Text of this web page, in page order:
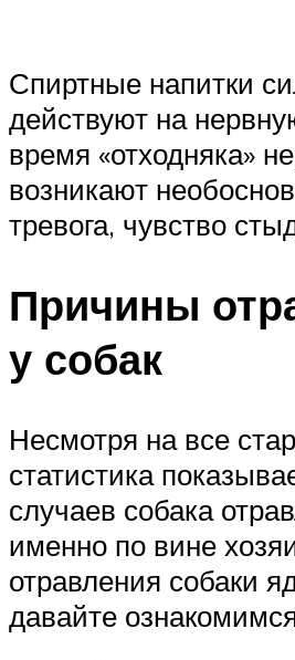
Спиртные напитки
действуют на
время «отходняка»
возникают
тревога, чувство
Причины
у собак
Несмотря на все
статистика
случаев собака
именно по вине
отравления собаки
давайте